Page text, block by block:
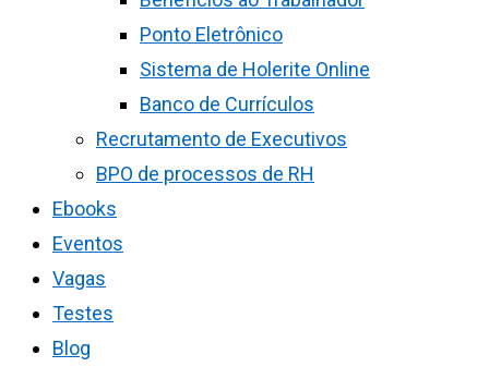
Ponto Eletrônico
Sistema de Holerite Online
Banco de Currículos
Recrutamento de Executivos
BPO de processos de RH
Ebooks
Eventos
Vagas
Testes
Blog